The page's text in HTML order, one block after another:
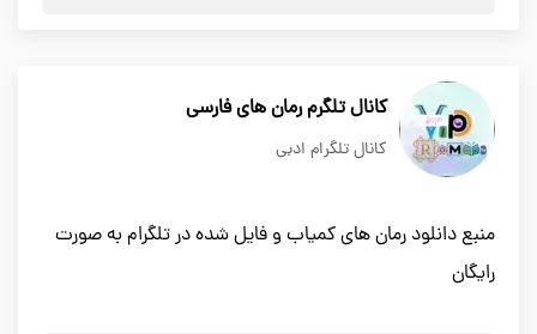
کانال تلگرم رمان های فارسی
کانال تلگرام ادبی
منبع دانلود رمان های کمیاب و فایل شده در تلگرام به صورت
رایگان